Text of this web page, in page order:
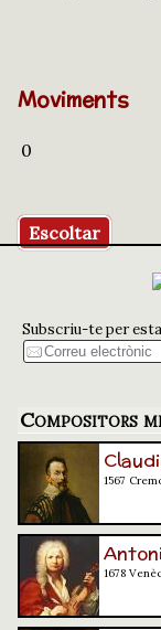
Moviments
0
Escoltar
Subscriu-te per
Compositors
1567
1678